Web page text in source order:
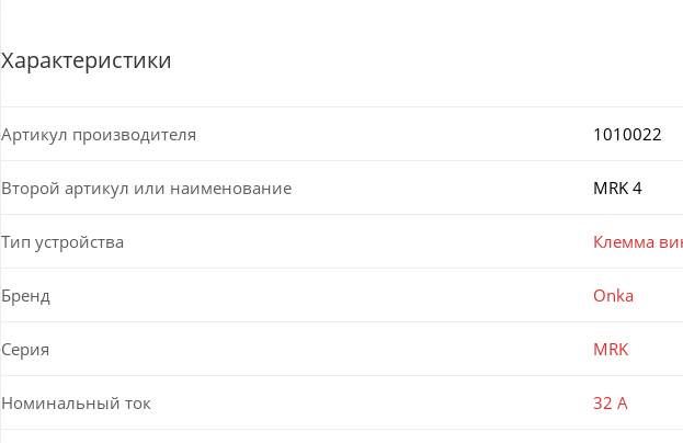
Характеристики
Артикул производителя 1010022
Второй артикул или наименование MRK 4
Тип устройства Клемма
Бренд Onka
Серия MRK
Номинальный ток 32 А